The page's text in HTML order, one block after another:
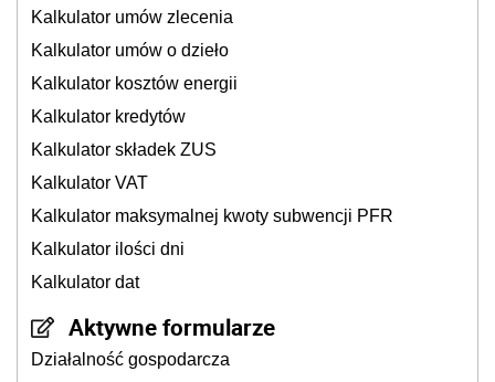
Kalkulator umów zlecenia
Kalkulator umów o dzieło
Kalkulator kosztów energii
Kalkulator kredytów
Kalkulator składek ZUS
Kalkulator VAT
Kalkulator maksymalnej kwoty subwencji PFR
Kalkulator ilości dni
Kalkulator dat
Aktywne formularze
Działalność gospodarcza